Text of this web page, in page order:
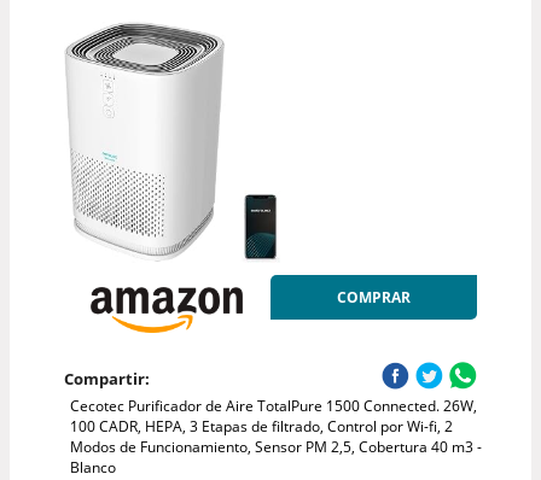
COMPRAR
Compartir:
Cecotec Purificador de Aire TotalPure 1500 Connected. 26W,
100 CADR, HEPA, 3 Etapas de filtrado, Control por Wi-fi, 2
Modos de Funcionamiento, Sensor PM 2,5, Cobertura 40 m3 -
Blanco